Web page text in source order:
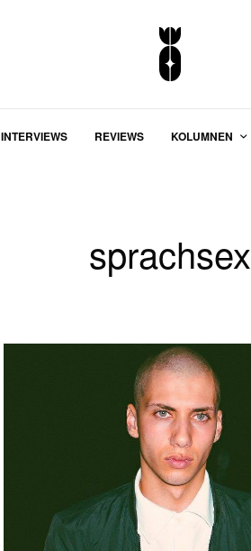
INTERVIEWS REVIEWS KOLUMNEN
sprachsex